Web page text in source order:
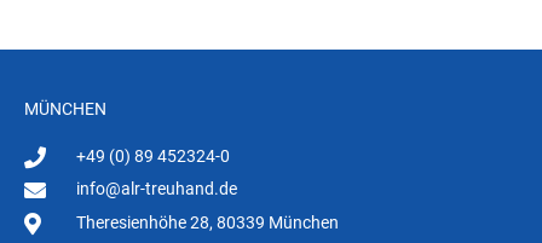
MÜNCHEN
+49 (0) 89 452324-0
info@alr-treuhand.de
Theresienhöhe 28, 80339 München